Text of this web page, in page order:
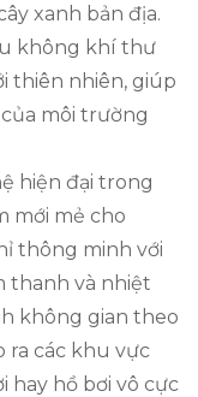
xanh bản địa.
không khí thư
thiên nhiên, giúp
môi trường
hiện đại trong
mới mẻ cho
thông minh với
thanh và nhiệt
không gian theo
ra các khu vực
hay hồ bơi vô cực